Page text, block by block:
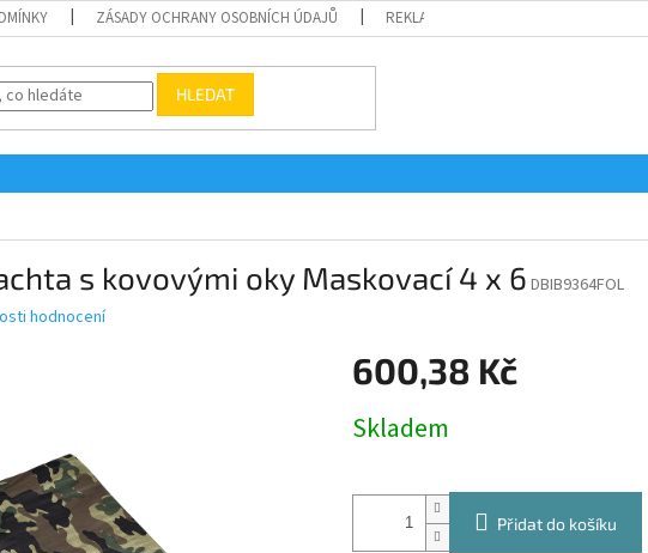
ZÁSADY OCHRANY OSOBNÍCH ÚDAJŮ REKLAMAČNÍ FORMULÁŘ
HLEDAT
s kovovými oky Maskovací 4 x 6 DBIB9364FOL
hodnocení
600,38 Kč
cena:
Skladem
Přidat do košíku